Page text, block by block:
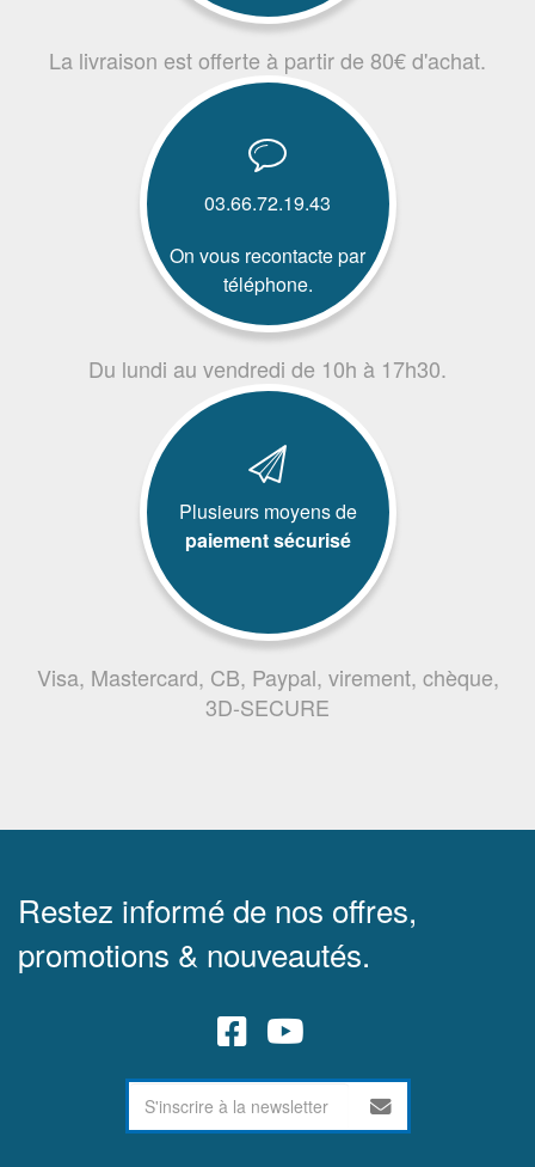
La livraison est offerte à partir de 80€ d'achat.
03.66.72.19.43
On vous recontacte par
téléphone.
Du lundi au vendredi de 10h à 17h30.
Plusieurs moyens de
paiement sécurisé
Visa, Mastercard, CB, Paypal, virement, chèque,
3D-SECURE
Restez informé de nos offres,
promotions & nouveautés.